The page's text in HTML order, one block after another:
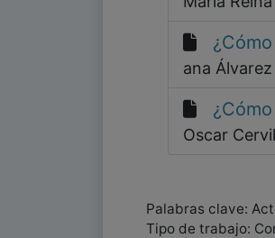
ana
Oscar
Palabras clave:
Tipo de trabajo: